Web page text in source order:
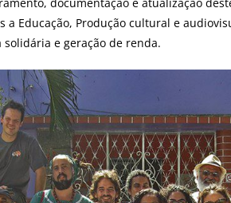
a Educação, Produção cultural e
e geração de renda.